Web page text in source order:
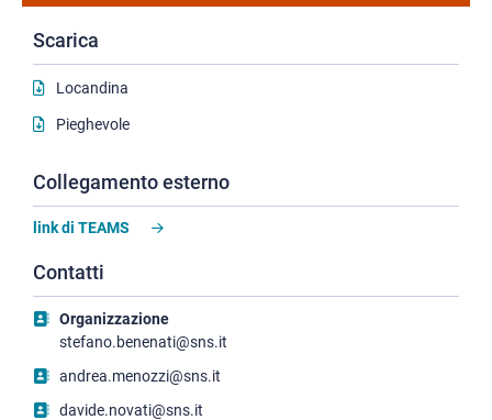
Scarica
Locandina
Pieghevole
Collegamento esterno
link di TEAMS
Contatti
Organizzazione
stefano.benenati@sns.it
andrea.menozzi@sns.it
davide.novati@sns.it